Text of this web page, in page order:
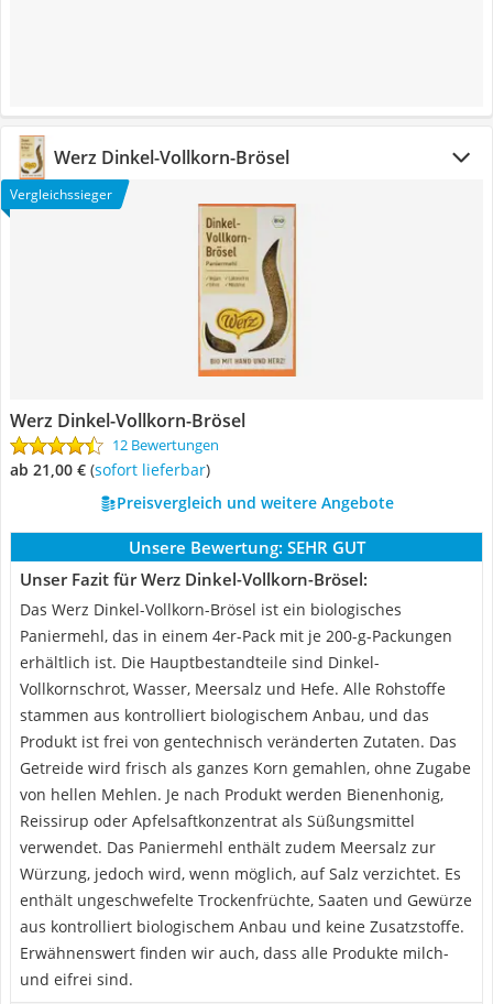
Werz Dinkel-Vollkorn-Brösel
Vergleichssieger
Werz Dinkel-Vollkorn-Brösel
12 Bewertungen
ab 21,00 € ( Sofort lieferbar)
Preisvergleich und weitere Angebote
Unsere Bewertung: SEHR GUT
Unser Fazit für Werz Dinkel-Vollkorn-Brösel:
Das Werz Dinkel-Vollkorn-Brösel ist ein biologisches
Paniermehl, das in einem 4er-Pack mit je 200-g-Packungen
erhältlich ist. Die Hauptbestandteile sind Dinkel-
Vollkornschrot, Wasser, Meersalz und Hefe. Alle Rohstoffe
stammen aus kontrolliert biologischem Anbau, und das
Produkt ist frei von gentechnisch veränderten Zutaten. Das
Getreide wird frisch als ganzes Korn gemahlen, ohne Zugabe
von hellen Mehlen. Je nach Produkt werden Bienenhonig,
Reissirup oder Apfelsaftkonzentrat als Süßungsmittel
verwendet. Das Paniermehl enthält zudem Meersalz zur
Würzung, jedoch wird, wenn möglich, auf Salz verzichtet. Es
enthält ungeschwefelte Trockenfrüchte, Saaten und Gewürze
aus kontrolliert biologischem Anbau und keine Zusatzstoffe.
Erwähnenswert finden wir auch, dass alle Produkte milch-
und eifrei sind.